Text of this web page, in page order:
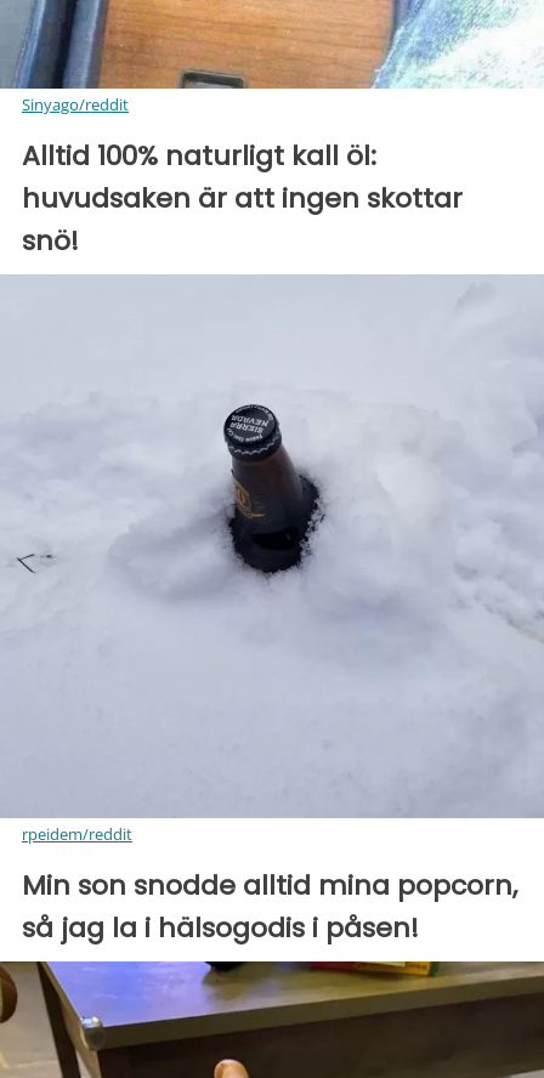
Sinyago/reddit
Alltid 100% naturligt kall öl:
huvudsaken är att ingen skottar
snö!
rpeidem/reddit
Min son snodde alltid mina popcorn,
så jag la i hälsogodis i påsen!